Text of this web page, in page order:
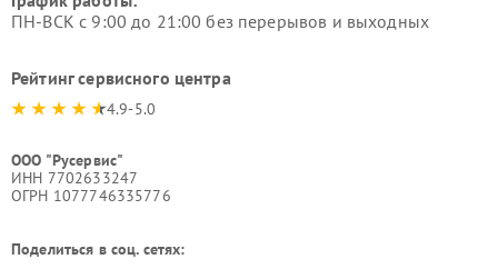
ПН-ВСК с 9:00 до 21:00 без перерывов и выходных
Рейтинг сервисного центра
4.9-5.0
ООО "Русервис"
ИНН 7702633247
ОГРН 1077746335776
Поделиться в соц. сетях: